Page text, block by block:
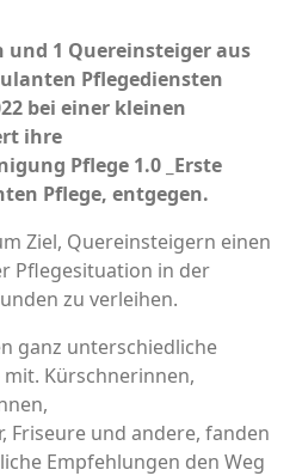
1 Quereinsteiger aus
Pflegediensten
bei einer kleinen
ihre
Pflege 1.0 _Erste
Pflege, entgegen.
Ziel, Quereinsteigern einen
Pflegesituation in der
zu verleihen.
ganz unterschiedliche
Kürschnerinnen,
Friseure und andere, fanden
Empfehlungen den Weg